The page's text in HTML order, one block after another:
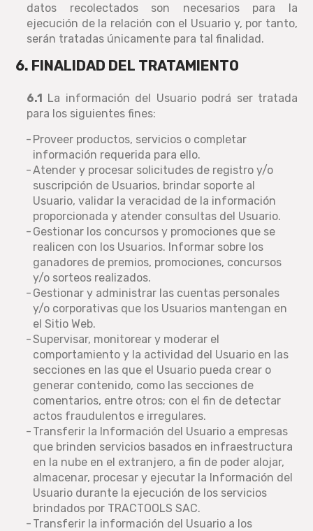
datos recolectados son necesarios para la
ejecución de la relación con el Usuario y, por tanto,
serán tratadas únicamente para tal finalidad.
6. FINALIDAD DEL TRATAMIENTO
6.1 La información del Usuario podrá ser tratada
para los siguientes fines:
Proveer productos, servicios o completar
información requerida para ello.
Atender y procesar solicitudes de registro y/o
suscripción de Usuarios, brindar soporte al
Usuario, validar la veracidad de la información
proporcionada y atender consultas del Usuario.
Gestionar los concursos y promociones que se
realicen con los Usuarios. Informar sobre los
ganadores de premios, promociones, concursos
y/o sorteos realizados.
Gestionar y administrar las cuentas personales
y/o corporativas que los Usuarios mantengan en
el Sitio Web.
Supervisar, monitorear y moderar el
comportamiento y la actividad del Usuario en las
secciones en las que el Usuario pueda crear o
generar contenido, como las secciones de
comentarios, entre otros; con el fin de detectar
actos fraudulentos e irregulares.
Transferir la Información del Usuario a empresas
que brinden servicios basados en infraestructura
en la nube en el extranjero, a fin de poder alojar,
almacenar, procesar y ejecutar la Información del
Usuario durante la ejecución de los servicios
brindados por TRACTOOLS SAC.
Transferir la información del Usuario a los